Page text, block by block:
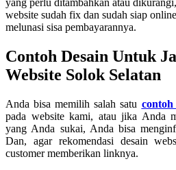
yang perlu ditambahkan atau
website sudah fix dan sudah siap
melunasi sisa pembayarannya.
Contoh Desain Untuk
Website Solok Selatan
Anda bisa memilih salah satu contoh
pada website kami, atau jika Anda
yang Anda sukai, Anda bisa
Dan, agar rekomendasi desain
customer memberikan linknya.